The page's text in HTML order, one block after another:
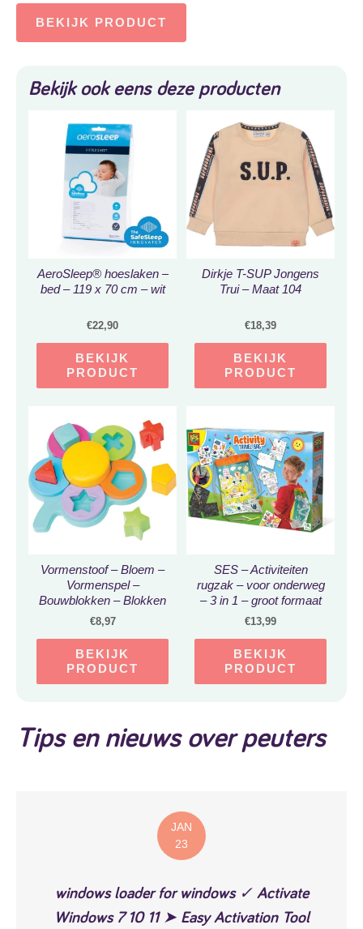
BEKIJK PRODUCT
Bekijk ook eens deze producten
AeroSleep® hoeslaken –
bed – 119 x 70 cm – wit
€22,90
BEKIJK
PRODUCT
Dirkje T-SUP Jongens
Trui – Maat 104
€18,39
BEKIJK
PRODUCT
Vormenstoof – Bloem –
Vormenspel –
Bouwblokken – Blokken
baby – Blokkenpuzzel –
Educatief speelgoed 2
jaar – Educatief
€8,97
BEKIJK
PRODUCT
SES – Activiteiten
rugzak – voor onderweg
– 3 in 1 – groot formaat
tas
€13,99
BEKIJK
PRODUCT
Tips en nieuws over peuters
JAN
23
windows loader for windows ✓ Activate
Windows 7 10 11 ➤ Easy Activation Tool